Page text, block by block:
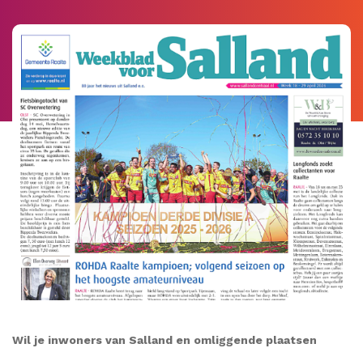
Wil je inwoners van Salland en omliggende plaatsen